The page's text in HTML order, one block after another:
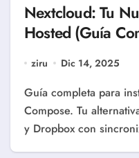
Nextcloud: Tu
Hosted (Guía
ziru Dic 14, 2025
Guía completa para instalar Nextcloud con Docker
Compose. Tu
y Dropbox con